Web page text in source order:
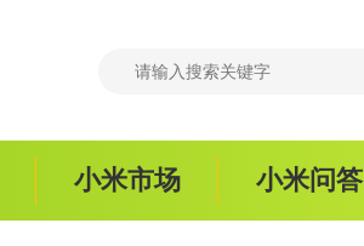
小米市场 小米问答